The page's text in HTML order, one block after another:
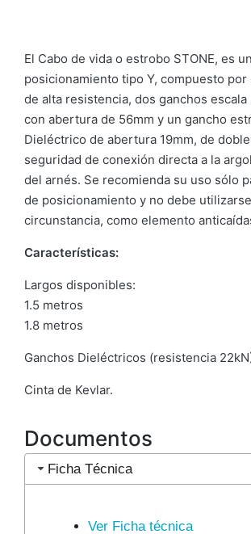
El Cabo de vida o estrobo STONE, es
posicionamiento tipo Y, compuesto por
de alta resistencia, dos ganchos
con abertura de 56mm y un gancho
Dieléctrico de abertura 19mm, de
seguridad de conexión directa a la
del arnés. Se recomienda su uso sólo
de posicionamiento y no debe
circunstancia, como elemento
Características:
Largos disponibles:
1.5 metros
1.8 metros
Ganchos Dieléctricos (resistencia
Cinta de Kevlar.
Documentos
Ficha Técnica
Ver Ficha técnica